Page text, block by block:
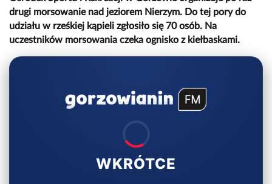
drugi morsowanie nad jeziorem Nierzym. Do tej pory do
udziału w rześkiej kąpieli zgłosiło się 70 osób. Na
uczestników morsowania czeka ognisko z kiełbaskami.
WKRÓTCE